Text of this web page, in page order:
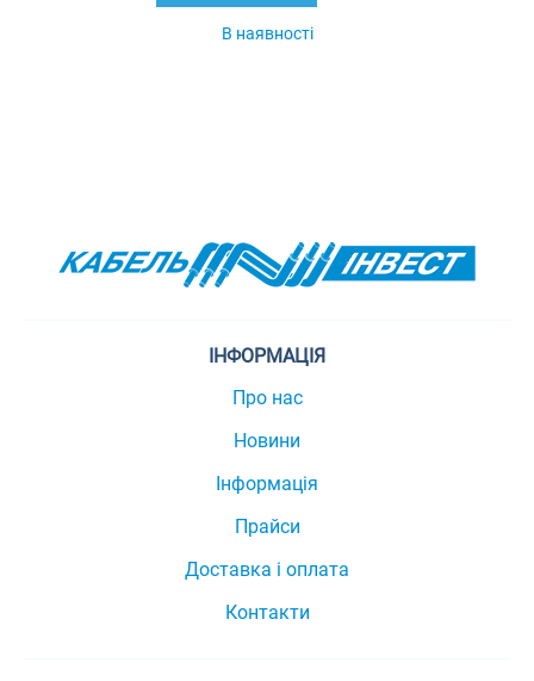
В наявності
ІНФОРМАЦІЯ
Про нас
Новини
Інформація
Прайси
Доставка і оплата
Контакти